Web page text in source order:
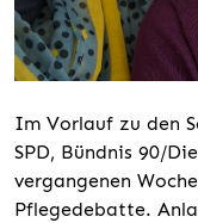
Im Vorlauf zu den
SPD, Bündnis 90/
vergangenen
Pflegedebatte.